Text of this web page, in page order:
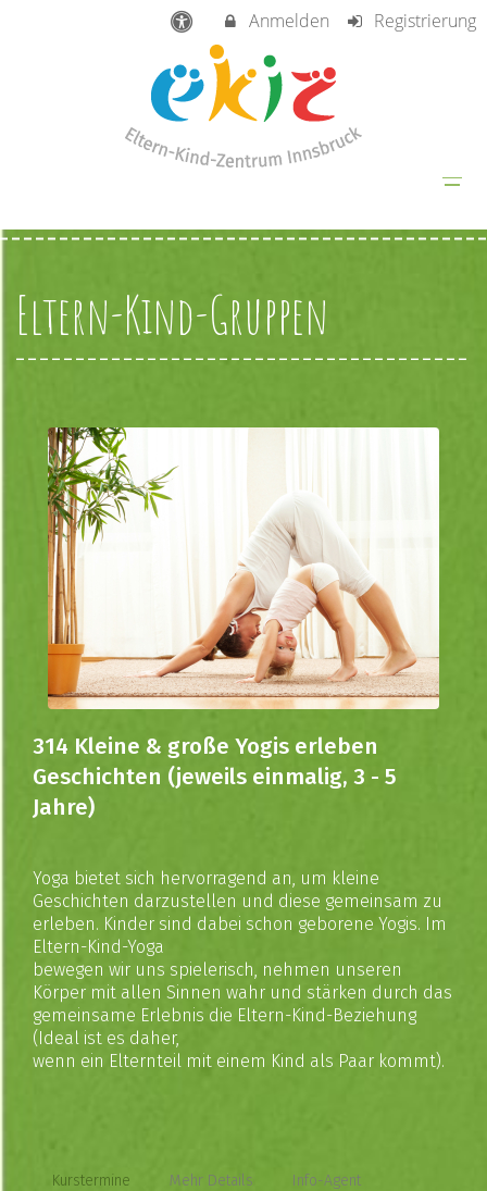
Anmelden Registrierung
Eltern-Kind-Gruppen
314 Kleine & große Yogis erleben
Geschichten (jeweils einmalig, 3 - 5
Jahre)
Yoga bietet sich hervorragend an, um kleine
Geschichten darzustellen und diese gemeinsam zu
erleben. Kinder sind dabei schon geborene Yogis. Im
Eltern-Kind-Yoga
bewegen wir uns spielerisch, nehmen unseren
Körper mit allen Sinnen wahr und stärken durch das
gemeinsame Erlebnis die Eltern-Kind-Beziehung
(Ideal ist es daher,
wenn ein Elternteil mit einem Kind als Paar kommt).
Kurstermine Mehr Details Info-Agent